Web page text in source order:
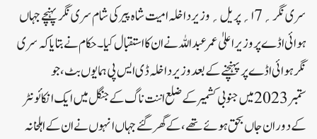
سری نگر؍ 7ا؍پریل ؍وزیر داخلہ امیت شاہ پیر کی شام سری نگر پہنچے جہاں
ہوائی اڈے پر وزیر اعلیٰ عمر عبداللہ نے ان کا استقبال کیا۔حکام نے بتایا کہ سری
نگر ہوائی اڈے پر پہنچنے کے بعد وزیر داخلہ ڈی ایس پی ہمایوں بٹ، جو
ستمبر 2023 میں جنوبی کشمیر کے ضلع اننت ناگ کے جنگل میں ایک انکائونٹر
کے دوران جاں بحق ہوئے تھے، کے گھر گئے جہاں انہوں نے ان کے اہلخانہ